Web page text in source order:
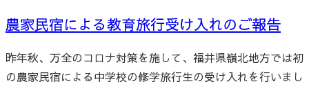
農家民宿による教育旅行受け入れのご報告
昨年秋、万全のコロナ対策を施して、福井県嶺北地方では初
の農家民宿による中学校の修学旅行生の受け入れを行いまし